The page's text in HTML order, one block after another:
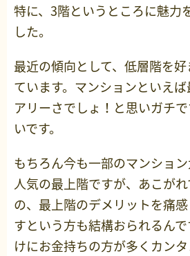
特に、3階というところに魅力
した。
最近の傾向として、低層階を
ています。マンションといえ
アリーさでしょ！と思いガチ
いです。
もちろん今も一部のマンショ
人気の最上階ですが、あこが
の、最上階のデメリットを痛
すという方も結構おられるん
けにお金持ちの方が多くカン